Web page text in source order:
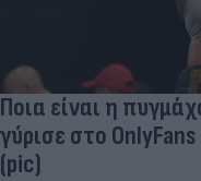
Ποια είναι η
γύρισε στο
(pic)